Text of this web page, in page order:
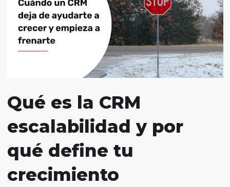
Qué es la CRM
escalabilidad y por
qué define tu
crecimiento